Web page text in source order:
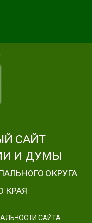
САЙТ
И ДУМЫ
ОКРУГА
КРАЯ
САЙТА